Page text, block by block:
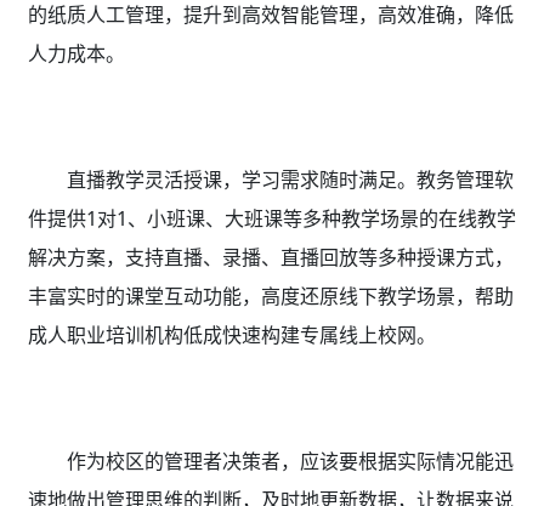
的纸质人工管理，提升到高效智能管理，高效准确，降低
人力成本。
直播教学灵活授课，学习需求随时满足。教务管理软
件提供1对1、小班课、大班课等多种教学场景的在线教学
解决方案，支持直播、录播、直播回放等多种授课方式，
丰富实时的课堂互动功能，高度还原线下教学场景，帮助
成人职业培训机构低成快速构建专属线上校网。
作为校区的管理者决策者，应该要根据实际情况能迅
速地做出管理思维的判断，及时地更新数据，让数据来说